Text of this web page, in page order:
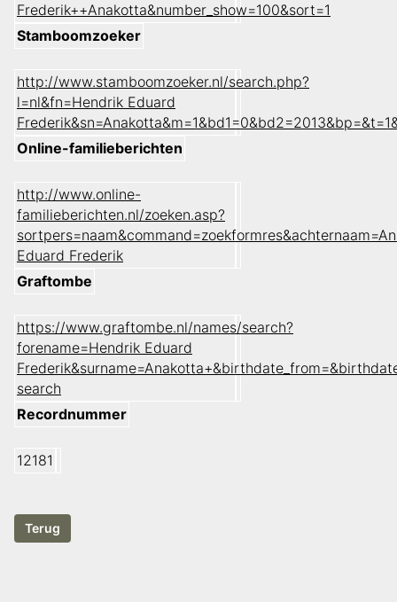
Frederik++Anakotta&number_show=100&sort=1
Stamboomzoeker
http://www.stamboomzoeker.nl/search.php?
l=nl&fn=Hendrik Eduard
Online-familieberichten
http://www.online-
familieberichten.nl/zoeken.asp?
Eduard Frederik
Graftombe
https://www.graftombe.nl/names/search?
forename=Hendrik Eduard
search
Recordnummer
12181